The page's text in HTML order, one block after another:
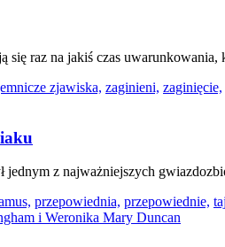
się raz na jakiś czas
zjawiska, zaginieni, zaginięcie,
jednym z najważniejszych
przepowiednia, przepowiednie,